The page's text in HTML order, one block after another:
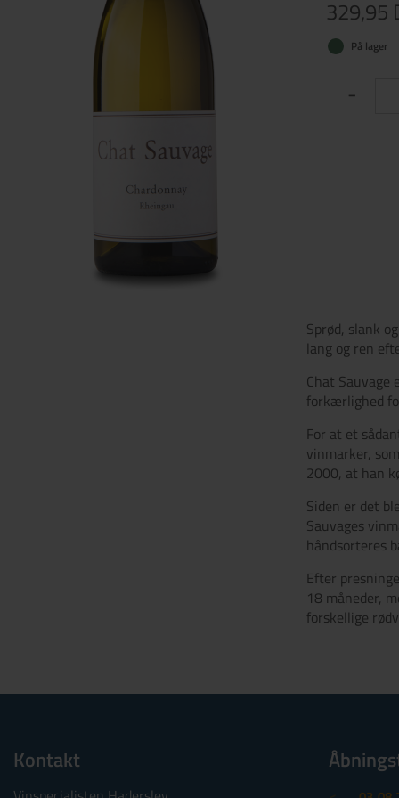
329,95
På lager
-
Sprød, slank
lang og ren
Chat Sauvage
forkærlighed
For at et
vinmarker,
2000, at han
Siden er det
Sauvages
håndsorteres
Efter
18 måneder,
forskellige
Kontakt